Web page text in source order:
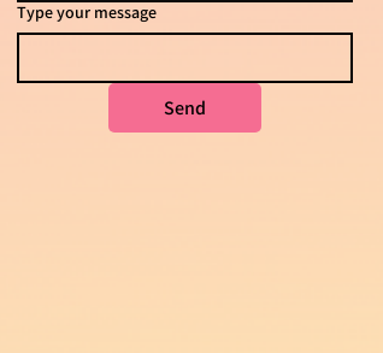
Type your message
Send